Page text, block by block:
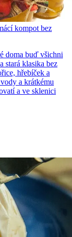
kompot bez
doma buď všichni
stará klasika bez
hřebíček a
a krátkému
a ve sklenici